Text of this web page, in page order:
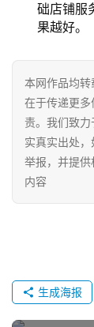
础店铺服
果越好。
本网作品均
在于传递更
责。我们致
实真实出处
举报，并提
内容
生成海报